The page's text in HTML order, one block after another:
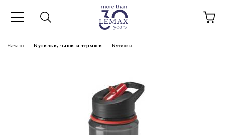
Начало Бутилки, чаши и термоси Бутилки